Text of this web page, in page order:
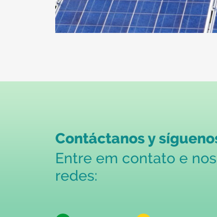
Contáctanos y
Entre em contato e
redes: